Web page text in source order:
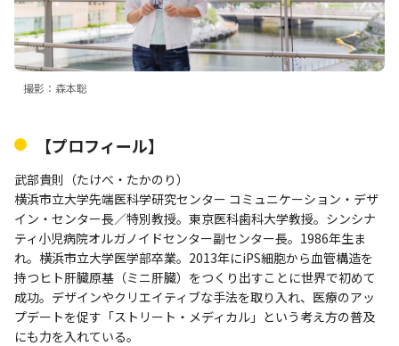
撮影：森本聡
【プロフィール】
武部貴則（たけべ・たかのり）
横浜市立大学先端医科学研究センター コミュニケーション・デザ
イン・センター長／特別教授。東京医科歯科大学教授。シンシナ
ティ小児病院オルガノイドセンター副センター長。1986年生ま
れ。横浜市立大学医学部卒業。2013年にiPS細胞から血管構造を
持つヒト肝臓原基（ミニ肝臓）をつくり出すことに世界で初めて
成功。デザインやクリエイティブな手法を取り入れ、医療のアッ
プデートを促す「ストリート・メディカル」という考え方の普及
にも力を入れている。